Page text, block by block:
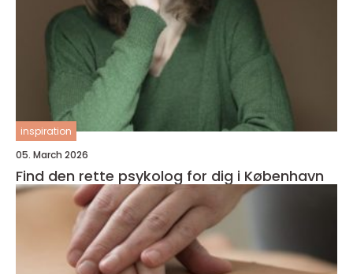
inspiration
05. March 2026
Find den rette psykolog for dig i København